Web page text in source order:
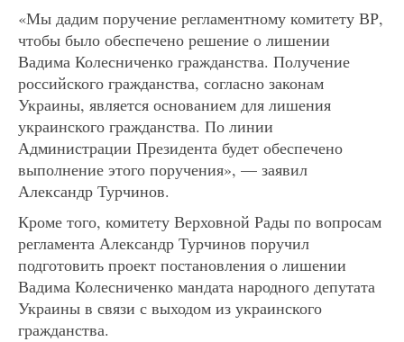
«Мы дадим поручение регламентному комитету ВР,
чтобы было обеспечено решение о лишении
Вадима Колесниченко гражданства. Получение
российского гражданства, согласно законам
Украины, является основанием для лишения
украинского гражданства. По линии
Администрации Президента будет обеспечено
выполнение этого поручения», — заявил
Александр Турчинов.
Кроме того, комитету Верховной Рады по вопросам
регламента Александр Турчинов поручил
подготовить проект постановления о лишении
Вадима Колесниченко мандата народного депутата
Украины в связи с выходом из украинского
гражданства.